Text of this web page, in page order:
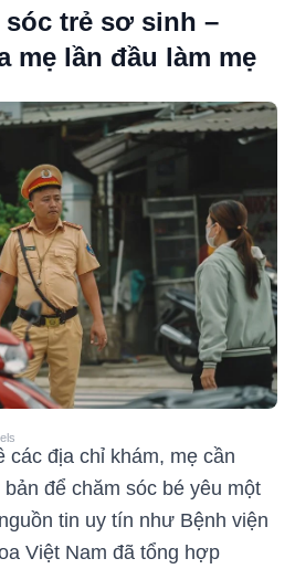
trẻ sơ sinh –
mẹ lần đầu làm mẹ
các địa chỉ khám, mẹ cần
để chăm sóc bé yêu một
tin uy tín như Bệnh viện
Việt Nam đã tổng hợp